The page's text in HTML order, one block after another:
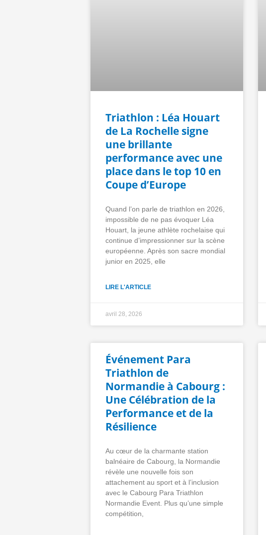
Triathlon : Léa Houart
de La Rochelle signe
une brillante
performance avec une
place dans le top 10 en
Coupe d’Europe
Quand l’on parle de triathlon en 2026,
impossible de ne pas évoquer Léa
Houart, la jeune athlète rochelaise qui
continue d’impressionner sur la scène
européenne. Après son sacre mondial
junior en 2025, elle
LIRE L'ARTICLE
avril 28, 2026
Événement Para
Triathlon de
Normandie à Cabourg :
Une Célébration de la
Performance et de la
Résilience
Au cœur de la charmante station
balnéaire de Cabourg, la Normandie
révèle une nouvelle fois son
attachement au sport et à l’inclusion
avec le Cabourg Para Triathlon
Normandie Event. Plus qu’une simple
compétition,